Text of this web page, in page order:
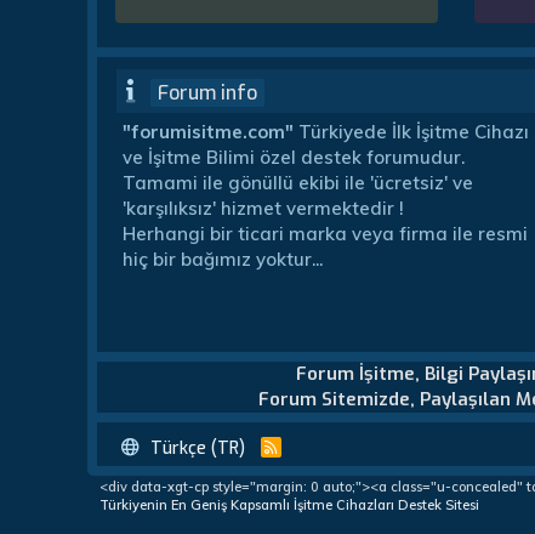
Forum info
"forumisitme.com" Türkiyede İlk İşitme Cihazı
ve İşitme Bilimi özel destek forumudur.
Tamami ile gönüllü ekibi ile 'ücretsiz' ve
'karşılıksız' hizmet vermektedir !
Herhangi bir ticari marka veya firma ile resmi
hiç bir bağımız yoktur...
Forum İşitme, Bilgi
Forum Sitemizde, Paylaşılan
Türkçe (TR)
R
S
S
<div data-xgt-cp style="margin: 0 auto;"><a class="u-concealed"
Türkiyenin En Geniş Kapsamlı İşitme Cihazları Destek Sitesi